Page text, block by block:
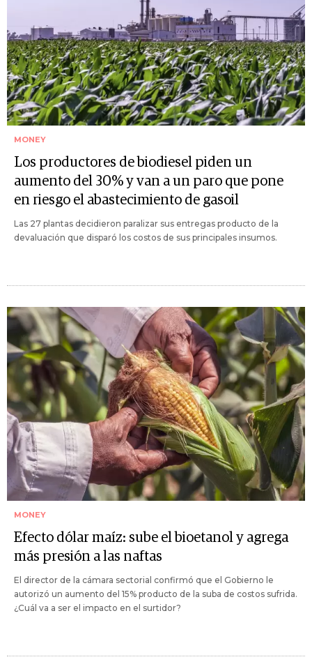
MONEY
Los productores de biodiesel piden un
aumento del 30% y van a un paro que pone
en riesgo el abastecimiento de gasoil
Las 27 plantas decidieron paralizar sus entregas producto de la
devaluación que disparó los costos de sus principales insumos.
MONEY
Efecto dólar maíz: sube el bioetanol y agrega
más presión a las naftas
El director de la cámara sectorial confirmó que el Gobierno le
autorizó un aumento del 15% producto de la suba de costos sufrida.
¿Cuál va a ser el impacto en el surtidor?